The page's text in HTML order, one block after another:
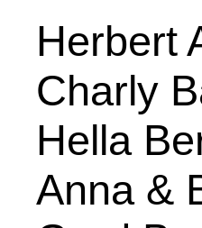
Herbert
Charly
Hella
Anna &